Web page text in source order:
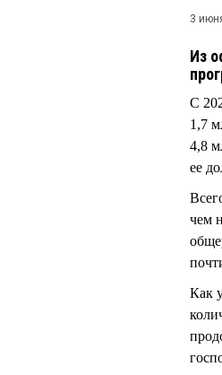
3
Из
С
1,7
4,8
ее
чем
Как